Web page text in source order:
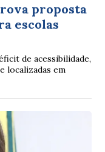
proposta
escolas
de acessibilidade,
localizadas em